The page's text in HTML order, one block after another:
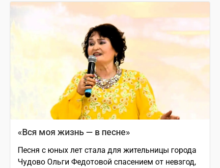
«Вся моя жизнь — в песне»
Песня с юных лет стала для жительницы города
Чудово Ольги Федотовой спасением от невзгод,